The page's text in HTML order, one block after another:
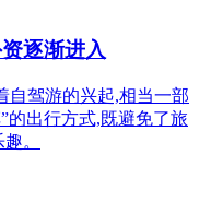
逐渐进入
自驾游的兴起,相当一部
的出行方式,既避免了旅
。